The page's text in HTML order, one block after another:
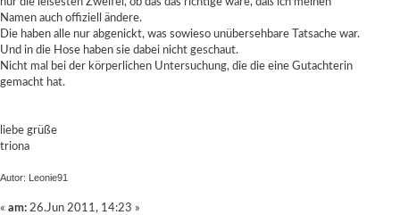
Namen auch offiziell ändere.
Die haben alle nur abgenickt, was sowieso unübersehbare Tatsache war.
Und in die Hose haben sie dabei nicht geschaut.
Nicht mal bei der körperlichen Untersuchung, die die eine Gutachterin
gemacht hat.
liebe grüße
triona
Autor: Leonie91
« am: 26.Jun 2011, 14:23 »